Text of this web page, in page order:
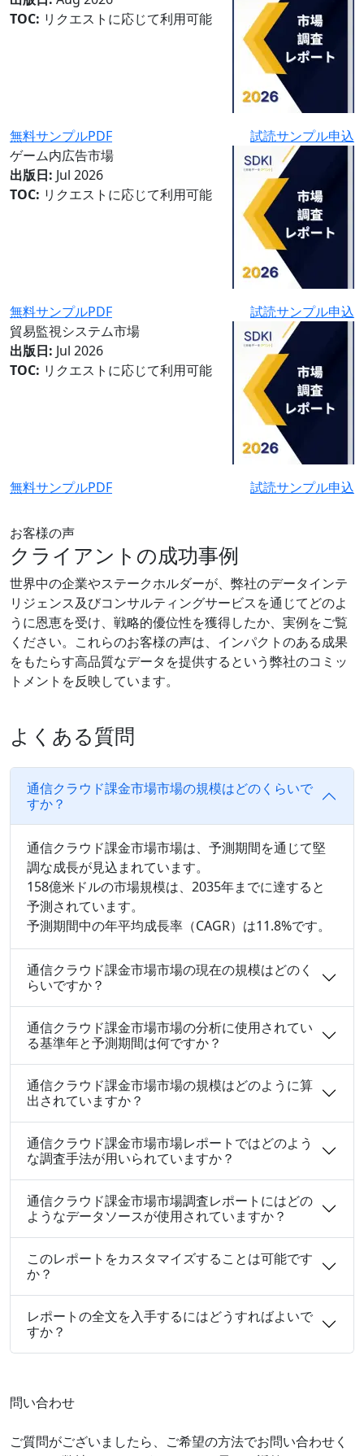
TOC: リクエストに応じて利用可能
無料サンプルPDF
試読サンプル申込
ゲーム内広告市場
出版日: Jul 2026
TOC: リクエストに応じて利用可能
無料サンプルPDF
試読サンプル申込
貿易監視システム市場
出版日: Jul 2026
TOC: リクエストに応じて利用可能
無料サンプルPDF 試読サンプル申込
お客様の声
クライアントの成功事例
世界中の企業やステークホルダーが、弊社のデータインテ
リジェンス及びコンサルティングサービスを通じてどのよ
うに恩恵を受け、戦略的優位性を獲得したか、実例をご覧
ください。これらのお客様の声は、インパクトのある成果
をもたらす高品質なデータを提供するという弊社のコミッ
トメントを反映しています。
よくある質問
通信クラウド課金市場市場の規模はどのくらいで
すか？
通信クラウド課金市場市場は、予測期間を通じて堅
調な成長が見込まれています。
158億米ドルの市場規模は、2035年までに達すると
予測されています。
予測期間中の年平均成長率（CAGR）は11.8%です。
通信クラウド課金市場市場の現在の規模はどのく
らいですか？
通信クラウド課金市場市場の分析に使用されてい
る基準年と予測期間は何ですか？
通信クラウド課金市場市場の規模はどのように算
出されていますか？
通信クラウド課金市場市場レポートではどのよう
な調査手法が用いられていますか？
通信クラウド課金市場市場調査レポートにはどの
ようなデータソースが使用されていますか？
このレポートをカスタマイズすることは可能です
か？
レポートの全文を入手するにはどうすればよいで
すか？
問い合わせ
ご質問がございましたら、ご希望の方法でお問い合わせく